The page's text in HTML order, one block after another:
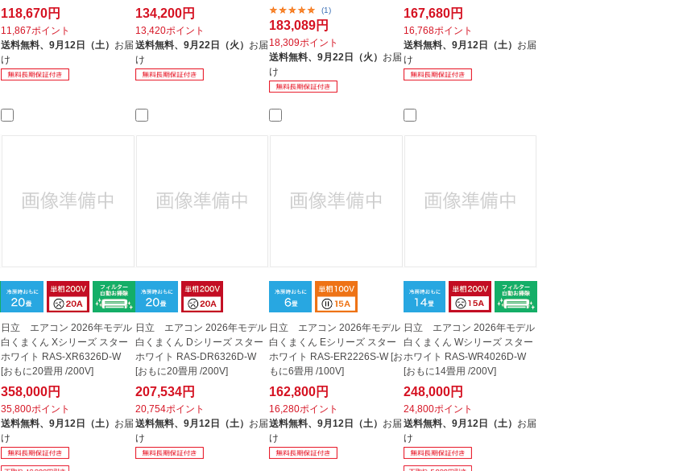
118,670円
11,867ポイント
送料無料、9月12日（土） お届
け
134,200円
13,420ポイント
送料無料、 9月22日（火） お届
け
(1)
183,089円
18,309ポイント
送料無料、9月22日（火） お届
け
167,680円
16,768ポイント
送料無料、 9月12日（土） お届
け
日立 エアコン 2026年モデル
白くまくん Xシリーズ スター
ホワイト RAS-XR6326D-W
[おもに20畳用 /200V]
358,000円
35,800ポイント
送料無料、9月12日（土） お届
け
日立 エアコン 2026年モデル
白くまくん Dシリーズ スター
ホワイト RAS-DR6326D-W
[おもに20畳用 /200V]
207,534円
20,754ポイント
送料無料、 9月12日（土） お届
け
日立 エアコン 2026年モデル
白くまくん Eシリーズ スター
ホワイト RAS-ER2226S-W [お
もに6畳用 /100V]
162,800円
16,280ポイント
送料無料、9月12日（土） お届
け
日立 エアコン 2026年モデル
白くまくん Wシリーズ スター
ホワイト RAS-WR4026D-W
[おもに14畳用 /200V]
248,000円
24,800ポイント
送料無料、 9月12日（土） お届
け